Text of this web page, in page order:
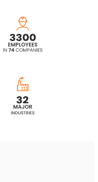
올, C12-15, 에톡실화
렌글리콜에테르)
렌글리콜에테르)